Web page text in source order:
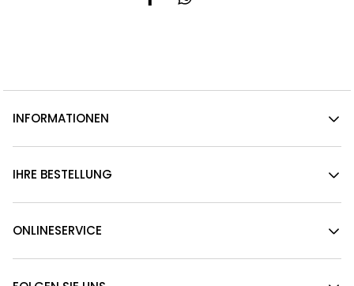
INFORMATIONEN
IHRE BESTELLUNG
ONLINESERVICE